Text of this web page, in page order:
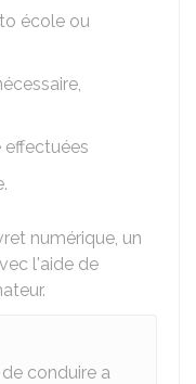
école ou
effectuées
numérique, un
l'aide de
conduire a